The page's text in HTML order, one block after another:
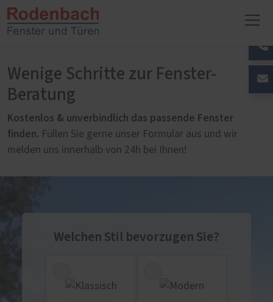
Wenige Schritte zur Fenster-
Beratung
Kostenlos & unverbindlich das passende Fenster
finden. Füllen Sie gerne unser Formular aus und wir
melden uns innerhalb von 24h bei Ihnen!
Welchen Stil bevorzugen Sie?